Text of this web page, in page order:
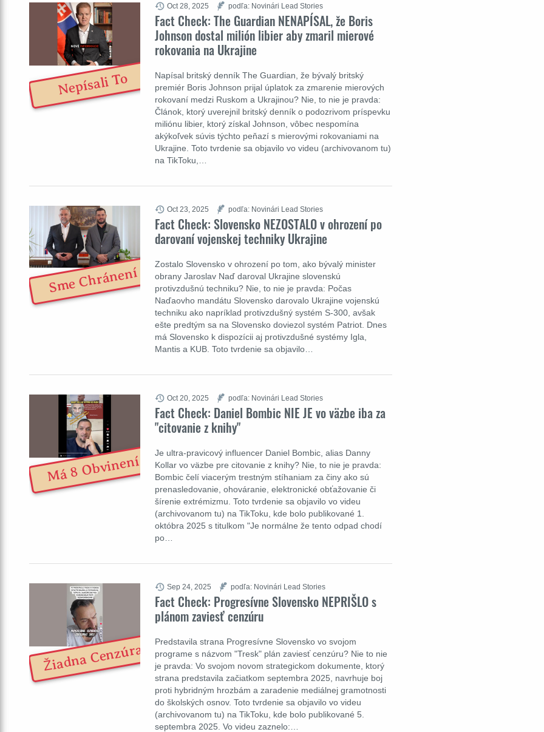
Fact Check: The Guardian NENAPÍSAL, že Boris
Johnson dostal milión libier aby zmaril mierové
rokovania na Ukrajine
Napísal britský denník The Guardian, že bývalý britský
premiér Boris Johnson prijal úplatok za zmarenie mierových
rokovaní medzi Ruskom a Ukrajinou? Nie, to nie je pravda:
Článok, ktorý uverejnil britský denník o podozrivom príspevku
miliónu libier, ktorý získal Johnson, vôbec nespomína
akýkoľvek súvis týchto peňazí s mierovými rokovaniami na
Ukrajine. Toto tvrdenie sa objavilo vo videu (archivovanom tu)
na TikToku,…
Oct 28, 2025 podľa: Novinári Lead Stories
Nepísali To
Fact Check: Slovensko NEZOSTALO v ohrození po
darovaní vojenskej techniky Ukrajine
Zostalo Slovensko v ohrození po tom, ako bývalý minister
obrany Jaroslav Naď daroval Ukrajine slovenskú
protivzdušnú techniku? Nie, to nie je pravda: Počas
Naďaovho mandátu Slovensko darovalo Ukrajine vojenskú
techniku ako napríklad protivzdušný systém S-300, avšak
ešte predtým sa na Slovensko doviezol systém Patriot. Dnes
má Slovensko k dispozícii aj protivzdušné systémy Igla,
Mantis a KUB. Toto tvrdenie sa objavilo…
Oct 23, 2025 podľa: Novinári Lead Stories
Sme Chránení
Fact Check: Daniel Bombic NIE JE vo väzbe iba za
"citovanie z knihy"
Je ultra-pravicový influencer Daniel Bombic, alias Danny
Kollar vo väzbe pre citovanie z knihy? Nie, to nie je pravda:
Bombic čelí viacerým trestným stíhaniam za činy ako sú
prenasledovanie, ohováranie, elektronické obťažovanie či
šírenie extrémizmu. Toto tvrdenie sa objavilo vo videu
(archivovanom tu) na TikToku, kde bolo publikované 1.
októbra 2025 s titulkom "Je normálne že tento odpad chodí
po…
Oct 20, 2025 podľa: Novinári Lead Stories
Má 8 Obvinení
Fact Check: Progresívne Slovensko NEPRIŠLO s
plánom zaviesť cenzúru
Predstavila strana Progresívne Slovensko vo svojom
programe s názvom "Tresk" plán zaviesť cenzúru? Nie to nie
je pravda: Vo svojom novom strategickom dokumente, ktorý
strana predstavila začiatkom septembra 2025, navrhuje boj
proti hybridným hrozbám a zaradenie mediálnej gramotnosti
do školských osnov. Toto tvrdenie sa objavilo vo videu
(archivovanom tu) na TikToku, kde bolo publikované 5.
septembra 2025. Vo videu zaznelo:…
Sep 24, 2025 podľa: Novinári Lead Stories
Žiadna Cenzúra